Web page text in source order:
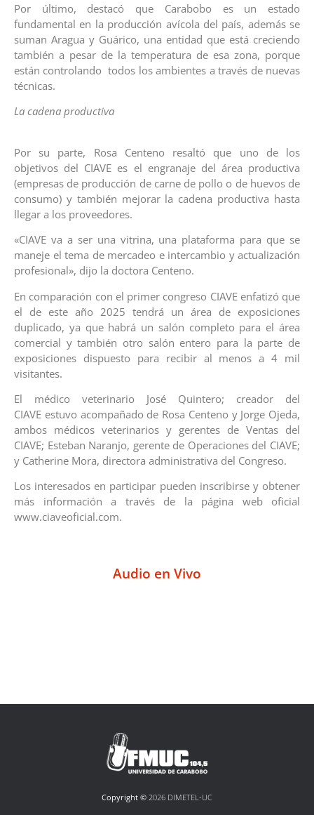
Por último, destacó que Carabobo es un estado
fundamental en la producción avícola del país, además se
suman Aragua y Guárico, una entidad que está creciendo
también a pesar de la temperatura de esa zona, porque
están controlando todos los ambientes a través de nuevas
técnicas.
La cadena productiva
Por su parte, Rosa Centeno resaltó que uno de los
objetivos del CIAVE es el engranaje del área productiva
(empresas de producción de carne de pollo o de huevos de
consumo) y también mejorar la cadena productiva hasta
llegar a los proveedores.
«CIAVE va a ser una vitrina, una plataforma para que se
maneje el tema de mercadeo e intercambio y actualización
profesional», dijo la doctora Centeno.
En comparación con el primer congreso CIAVE enfatizó que
el de este año 2025 tendrá un área de exposiciones
duplicado, ya que habrá un salón completo para el área
comercial y también otro salón entero para la parte de
exposiciones dispuesto para recibir al menos a 4 mil
visitantes.
El médico veterinario José Quintero; creador del
CIAVE estuvo acompañado de Rosa Centeno y Jorge Ojeda,
ambos médicos veterinarios y gerentes de Ventas del
CIAVE; Esteban Naranjo, gerente de Operaciones del CIAVE;
y Catherine Mora, directora administrativa del Congreso.
Los interesados en participar pueden inscribirse y obtener
más información a través de la página web oficial
www.ciaveoficial.com.
Audio en Vivo
Copyright © 2026 DIMETEL-UC